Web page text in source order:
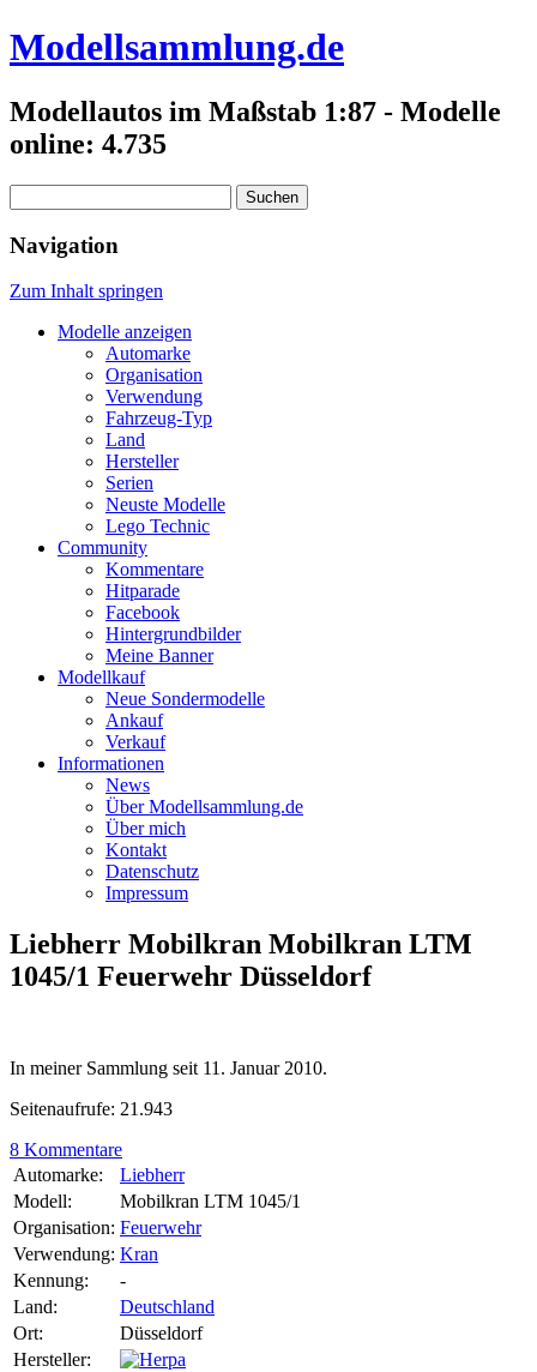
Modellsammlung.de
Modellautos im Maßstab 1:87 - Modelle
online: 4.735
nach:
Navigation
Zum Inhalt springen
Modelle anzeigen
Automarke
Organisation
Verwendung
Fahrzeug-Typ
Land
Hersteller
Serien
Neuste Modelle
Lego Technic
Community
Kommentare
Hitparade
Facebook
Hintergrundbilder
Meine Banner
Modellkauf
Neue Sondermodelle
Ankauf
Verkauf
Informationen
News
Über Modellsammlung.de
Über mich
Kontakt
Datenschutz
Impressum
Liebherr Mobilkran Mobilkran LTM
1045/1 Feuerwehr Düsseldorf
In meiner Sammlung seit 11. Januar 2010.
Seitenaufrufe: 21.943
8 Kommentare
Automarke:
Liebherr
Modell:
Mobilkran LTM 1045/1
Organisation: Feuerwehr
Verwendung: Kran
Kennung:
-
Land:
Deutschland
Ort:
Düsseldorf
Hersteller: